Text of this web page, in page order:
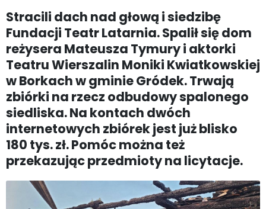
Stracili dach nad głową i siedzibę
Fundacji Teatr Latarnia. Spalił się dom
reżysera Mateusza Tymury i aktorki
Teatru Wierszalin Moniki Kwiatkowskiej
w Borkach w gminie Gródek. Trwają
zbiórki na rzecz odbudowy spalonego
siedliska. Na kontach dwóch
internetowych zbiórek jest już blisko
180 tys. zł. Pomóc można też
przekazując przedmioty na licytacje.